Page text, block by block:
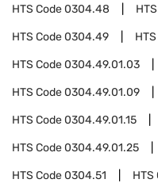
HTS Code0304.48
HTS Code0304.49
HTS Code0304.49.01.03
HTS Code0304.49.01.09
HTS Code0304.49.01.15
HTS Code0304.49.01.25
HTS Code0304.51 HTS